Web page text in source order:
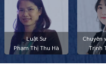
Luật Sư
Phạm Thị Thu Hà
Chuyên
Trịnh